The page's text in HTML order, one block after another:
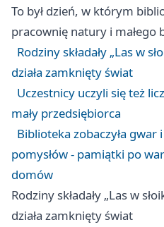
To był dzień, w którym
pracownię natury i małego
Rodziny składały „Las w
działa zamknięty świat
Uczestnicy uczyli się też
mały przedsiębiorca
Biblioteka zobaczyła gwar
pomysłów - pamiątki po
domów
Rodziny składały „Las w
działa zamknięty świat